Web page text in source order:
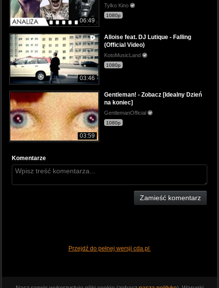
06:49
Tylko Kino
1080p
03:46
Alloise feat. DJ Lutique - Falling
(Official Video)
KotoMusicLand
1080p
03:59
Gentleman! - Zobacz [Idealny Dzień
na koniec]
GentlemanOfficial
1080p
Komentarze
Zamieść komentarz
Przejdź do pełnej wersji cda.pl